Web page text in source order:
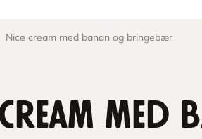
Nice cream med banan og bringebær
cream